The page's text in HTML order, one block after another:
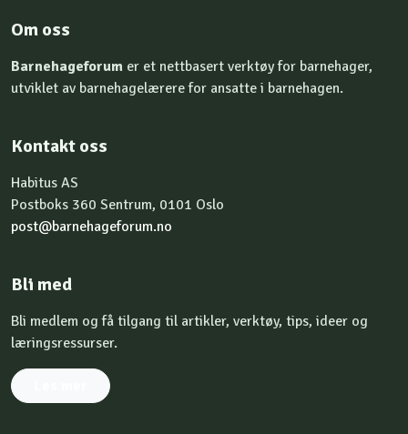
Om oss
Barnehageforum er et nettbasert verktøy for barnehager,
utviklet av barnehagelærere for ansatte i barnehagen.
Kontakt oss
Habitus AS
Postboks 360 Sentrum, 0101 Oslo
post@barnehageforum.no
Bli med
Bli medlem og få tilgang til artikler, verktøy, tips, ideer og
læringsressurser.